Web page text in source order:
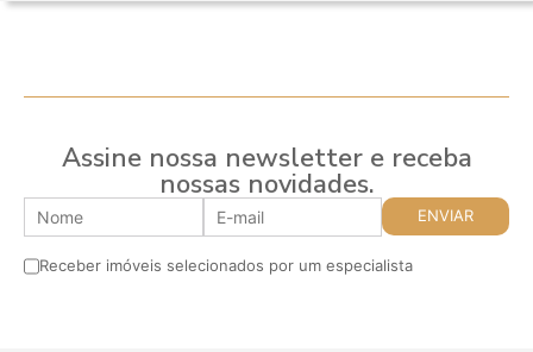
Assine nossa newsletter e receba
nossas novidades.
Receber imóveis selecionados por um especialista